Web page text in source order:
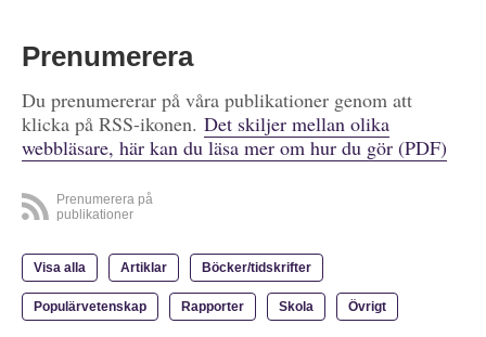
Prenumerera
Du prenumererar på våra publikationer genom att
klicka på RSS-ikonen. Det skiljer mellan olika
webbläsare, här kan du läsa mer om hur du gör (PDF)
Prenumerera på
publikationer
Visa alla Artiklar Böcker/tidskrifter
Populärvetenskap Rapporter Skola Övrigt